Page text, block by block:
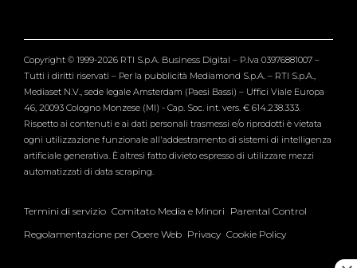
Verissimo
Copyright © 1999-2026 RTI S.p.A. Business Digital – P.Iva 03976881007 –
Tutti i diritti riservati – Per la pubblicità Mediamond S.p.A. – RTI S.p.A.,
Mediaset N.V., sede legale Amsterdam (Paesi Bassi) – Uffici Viale Europa
46, 20093 Cologno Monzese (MI) - Cap. Soc. int. vers. € 614.238.333.
Rispetto ai contenuti e ai dati personali trasmessi e/o riprodotti è vietata
ogni utilizzazione funzionale all'addestramento di sistemi di intelligenza
artificiale generativa. È altresì fatto divieto espresso di utilizzare mezzi
automatizzati di data scraping.
Termini di servizio Comitato Media e Minori Parental Control
Regolamentazione per Opere Web Privacy Cookie Policy